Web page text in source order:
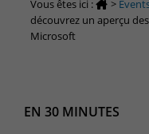
N'hésitez pas à nous
Belgique
Luxembourg
Vous êtes ici : >
découvrez un aperçu des
Microsoft
EN 30 MINUTES